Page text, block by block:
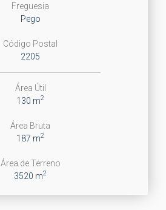
Freguesia
Pego
Código Postal
2205
Área Útil
130 m2
Área Bruta
187 m2
Área de Terreno
3520 m2